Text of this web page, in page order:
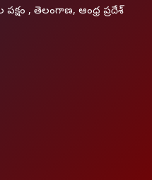
పక్షం , తెలంగాణ, ఆంధ్ర ప్రదేశ్